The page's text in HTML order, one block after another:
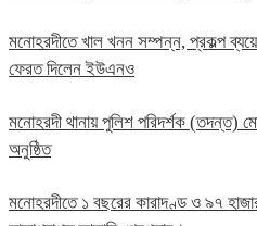
মনোহরদীতে খাল খনন সম্পন্ন, প্রকল্প
ফেরত দিলেন ইউএনও
মনোহরদী থানায় পুলিশ পরিদর্শক (তদন্ত)
অনুষ্ঠিত
মনোহরদীতে ১ বছরের কারাদণ্ড ও ৯৭